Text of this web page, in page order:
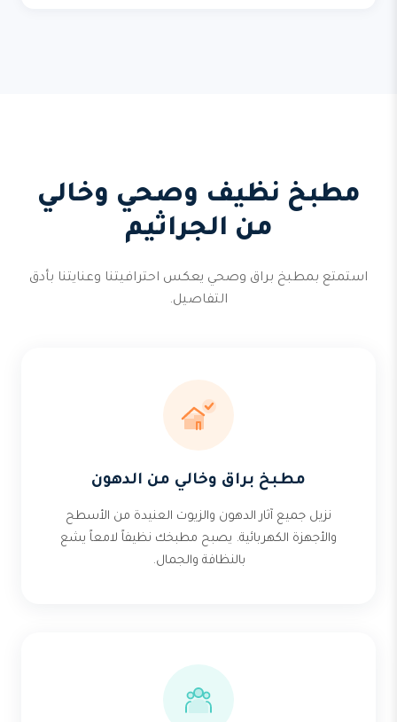
مطبخ نظيف وصحي وخالي
من الجراثيم
استمتع بمطبخ براق وصحي يعكس احترافيتنا وعنايتنا بأدق
التفاصيل.
مطبخ براق وخالي من الدهون
نزيل جميع آثار الدهون والزيوت العنيدة من الأسطح
والأجهزة الكهربائية. يصبح مطبخك نظيفاً لامعاً يشع
بالنظافة والجمال.